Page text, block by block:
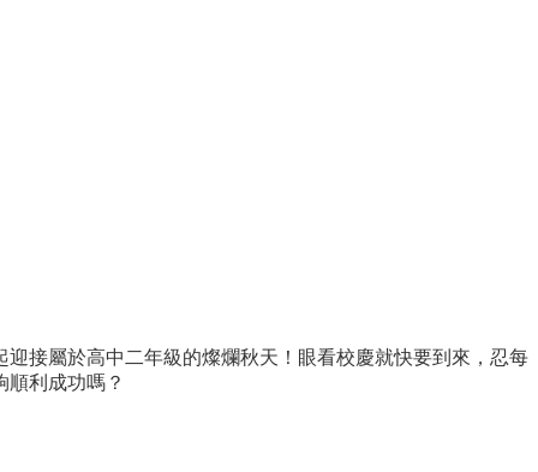
接屬於高中二年級的燦爛秋天！眼看校慶就快要到來，忍每
利成功嗎？